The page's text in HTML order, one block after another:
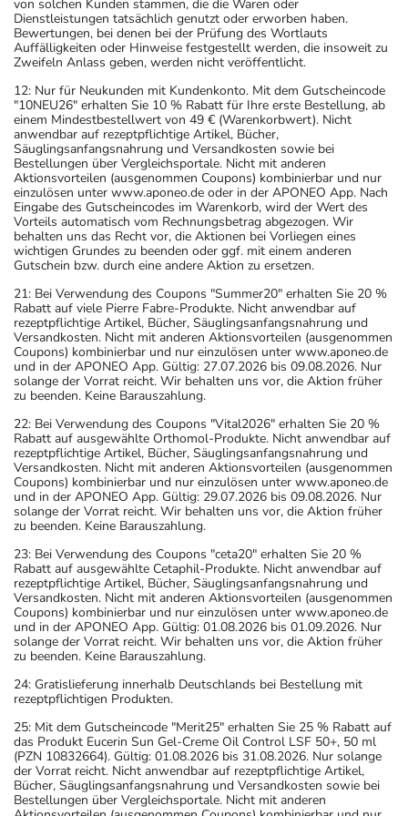
von solchen Kunden stammen, die die Waren oder
Dienstleistungen tatsächlich genutzt oder erworben haben.
Bewertungen, bei denen bei der Prüfung des Wortlauts
Auffälligkeiten oder Hinweise festgestellt werden, die insoweit zu
Zweifeln Anlass geben, werden nicht veröffentlicht.
12: Nur für Neukunden mit Kundenkonto. Mit dem Gutscheincode
"10NEU26" erhalten Sie 10 % Rabatt für Ihre erste Bestellung, ab
einem Mindestbestellwert von 49 € (Warenkorbwert). Nicht
anwendbar auf rezeptpflichtige Artikel, Bücher,
Säuglingsanfangsnahrung und Versandkosten sowie bei
Bestellungen über Vergleichsportale. Nicht mit anderen
Aktionsvorteilen (ausgenommen Coupons) kombinierbar und nur
einzulösen unter www.aponeo.de oder in der APONEO App. Nach
Eingabe des Gutscheincodes im Warenkorb, wird der Wert des
Vorteils automatisch vom Rechnungsbetrag abgezogen. Wir
behalten uns das Recht vor, die Aktionen bei Vorliegen eines
wichtigen Grundes zu beenden oder ggf. mit einem anderen
Gutschein bzw. durch eine andere Aktion zu ersetzen.
21: Bei Verwendung des Coupons "Summer20" erhalten Sie 20 %
Rabatt auf viele Pierre Fabre-Produkte. Nicht anwendbar auf
rezeptpflichtige Artikel, Bücher, Säuglingsanfangsnahrung und
Versandkosten. Nicht mit anderen Aktionsvorteilen (ausgenommen
Coupons) kombinierbar und nur einzulösen unter www.aponeo.de
und in der APONEO App. Gültig: 27.07.2026 bis 09.08.2026. Nur
solange der Vorrat reicht. Wir behalten uns vor, die Aktion früher
zu beenden. Keine Barauszahlung.
22: Bei Verwendung des Coupons "Vital2026" erhalten Sie 20 %
Rabatt auf ausgewählte Orthomol-Produkte. Nicht anwendbar auf
rezeptpflichtige Artikel, Bücher, Säuglingsanfangsnahrung und
Versandkosten. Nicht mit anderen Aktionsvorteilen (ausgenommen
Coupons) kombinierbar und nur einzulösen unter www.aponeo.de
und in der APONEO App. Gültig: 29.07.2026 bis 09.08.2026. Nur
solange der Vorrat reicht. Wir behalten uns vor, die Aktion früher
zu beenden. Keine Barauszahlung.
23: Bei Verwendung des Coupons "ceta20" erhalten Sie 20 %
Rabatt auf ausgewählte Cetaphil-Produkte. Nicht anwendbar auf
rezeptpflichtige Artikel, Bücher, Säuglingsanfangsnahrung und
Versandkosten. Nicht mit anderen Aktionsvorteilen (ausgenommen
Coupons) kombinierbar und nur einzulösen unter www.aponeo.de
und in der APONEO App. Gültig: 01.08.2026 bis 01.09.2026. Nur
solange der Vorrat reicht. Wir behalten uns vor, die Aktion früher
zu beenden. Keine Barauszahlung.
24: Gratislieferung innerhalb Deutschlands bei Bestellung mit
rezeptpflichtigen Produkten.
25: Mit dem Gutscheincode "Merit25" erhalten Sie 25 % Rabatt auf
das Produkt Eucerin Sun Gel-Creme Oil Control LSF 50+, 50 ml
(PZN 10832664). Gültig: 01.08.2026 bis 31.08.2026. Nur solange
der Vorrat reicht. Nicht anwendbar auf rezeptpflichtige Artikel,
Bücher, Säuglingsanfangsnahrung und Versandkosten sowie bei
Bestellungen über Vergleichsportale. Nicht mit anderen